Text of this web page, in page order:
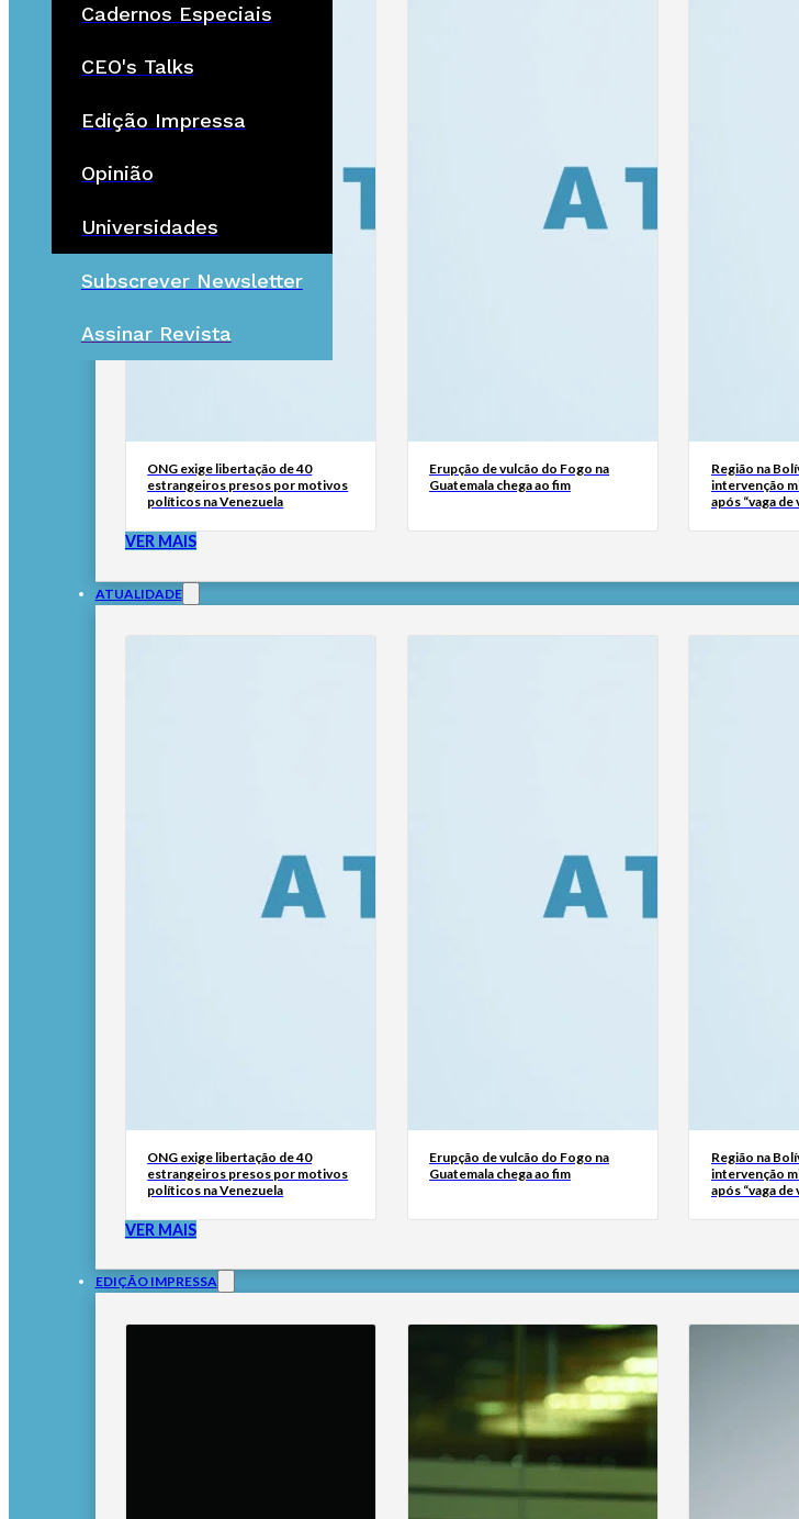
Cadernos Especiais
CEO's Talks
Edição Impressa
Opinião
Universidades
Subscrever Newsletter
Assinar Revista
ONG exige libertação de 40
estrangeiros presos por motivos
políticos na Venezuela
Erupção de vulcão do Fogo na
Guatemala chega ao fim
Região na
intervenção
após “vaga
VER MAIS
ATUALIDADE
ONG exige libertação de 40
estrangeiros presos por motivos
políticos na Venezuela
Erupção de vulcão do Fogo na
Guatemala chega ao fim
Região na
intervenção
após “vaga
VER MAIS
EDIÇÃO IMPRESSA